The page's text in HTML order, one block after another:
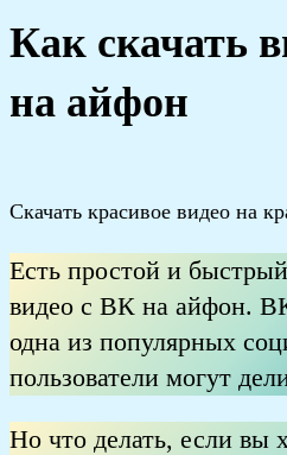
Как скачать
на айфон
Скачать красивое видео на
Есть простой и
видео с ВК на айфон.
одна из популярных
пользователи могут
Но что делать, если вы